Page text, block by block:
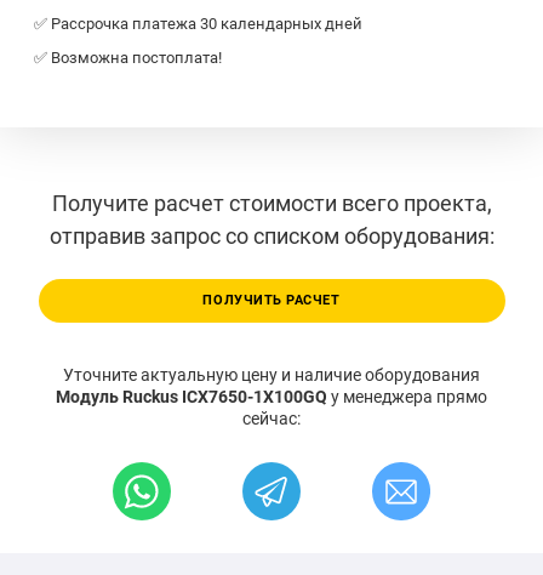
✅ Рассрочка платежа 30 календарных дней
✅ Возможна постоплата!
Получите расчет стоимости всего проекта,
отправив запрос со списком оборудования:
ПОЛУЧИТЬ РАСЧЕТ
Уточните актуальную цену и наличие оборудования
Модуль Ruckus ICX7650-1X100GQ у менеджера прямо
сейчас: